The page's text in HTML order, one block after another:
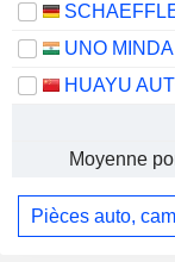
UNO
Moyenne
Pièces auto,